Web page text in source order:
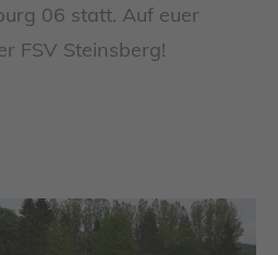
06 statt. Auf euer
FSV Steinsberg!